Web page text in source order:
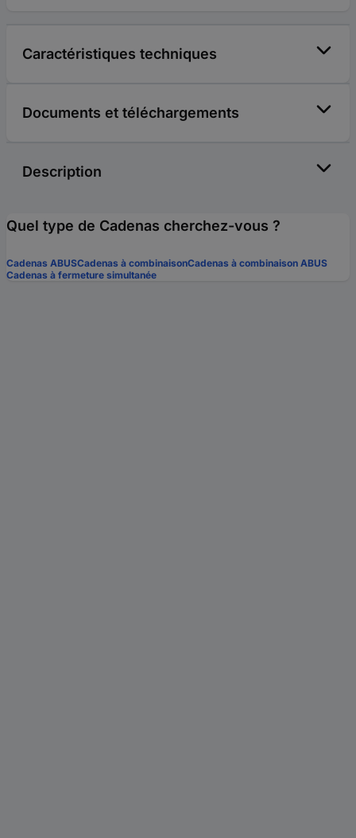
Caractéristiques techniques
Documents et téléchargements
Description
Quel type de Cadenas cherchez-vous ?
Cadenas ABUSCadenas à combinaisonCadenas à combinaison ABUS
Cadenas à fermeture simultanée